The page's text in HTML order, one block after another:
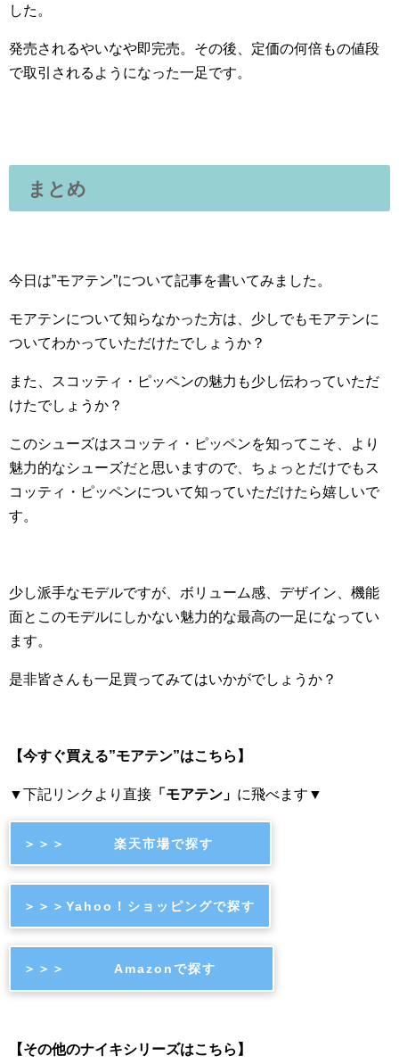
した。
発売されるやいなや即完売。その後、定価の何倍もの値段
で取引されるようになった一足です。
まとめ
今日は”モアテン”について記事を書いてみました。
モアテンについて知らなかった方は、少しでもモアテンに
ついてわかっていただけたでしょうか？
また、スコッティ・ピッペンの魅力も少し伝わっていただ
けたでしょうか？
このシューズはスコッティ・ピッペンを知ってこそ、より
魅力的なシューズだと思いますので、ちょっとだけでもス
コッティ・ピッペンについて知っていただけたら嬉しいで
す。
少し派手なモデルですが、ボリューム感、デザイン、機能
面とこのモデルにしかない魅力的な最高の一足になってい
ます。
是非皆さんも一足買ってみてはいかがでしょうか？
【今すぐ買える”モアテン”はこちら】
▼下記リンクより直接 「モアテン」 に飛べます▼
＞＞＞ 楽天市場で探す
＞＞＞Yahoo！ショッピングで探す
＞＞＞ Amazonで探す
【その他のナイキシリーズはこちら】